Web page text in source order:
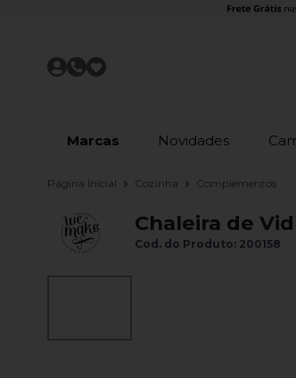
Marcas Novidades
Página Inicial Cozinha Complementos
Chaleira de
Cod. do Produto: 200158